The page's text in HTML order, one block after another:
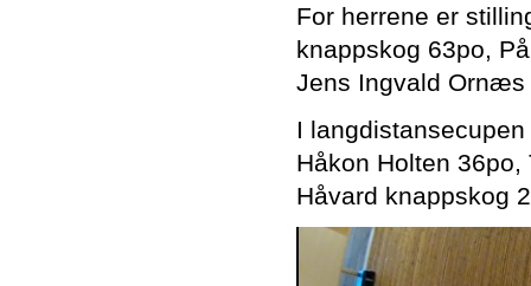
For herrene er
knappskog 63po,
Jens Ingvald Ornæs
I
Håkon Holten
Håvard knappskog